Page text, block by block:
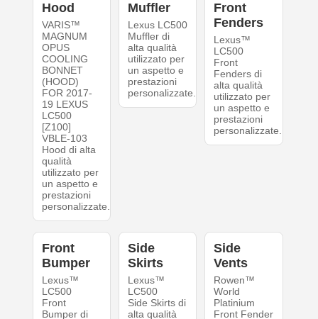
Hood
VARIS™
MAGNUM
OPUS
COOLING
BONNET
(HOOD)
FOR 2017-
19 LEXUS
LC500
[Z100]
VBLE-103
Hood di alta
qualità
utilizzato per
un aspetto e
prestazioni
personalizzate.
Muffler
Lexus LC500
Muffler di
alta qualità
utilizzato per
un aspetto e
prestazioni
personalizzate.
Front
Fenders
Lexus™
LC500
Front
Fenders di
alta qualità
utilizzato per
un aspetto e
prestazioni
personalizzate.
Front
Bumper
Lexus™
LC500
Front
Bumper di
Side
Skirts
Lexus™
LC500
Side Skirts di
alta qualità
Side
Vents
Rowen™
World
Platinium
Front Fender